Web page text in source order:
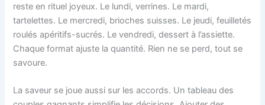
reste en rituel joyeux. Le lundi, verrines. Le mardi,
tartelettes. Le mercredi, brioches suisses. Le jeudi, feuilletés
roulés apéritifs-sucrés. Le vendredi, dessert à l’assiette.
Chaque format ajuste la quantité. Rien ne se perd, tout se
savoure.
La saveur se joue aussi sur les accords. Un tableau des